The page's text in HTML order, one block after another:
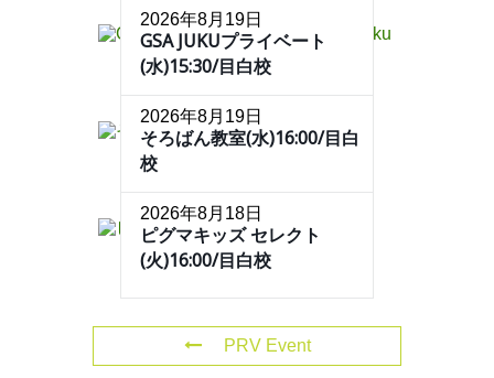
2026年8月19日
GSA JUKUプライベート
(水)15:30/目白校
2026年8月19日
そろばん教室(水)16:00/目白
校
2026年8月18日
ピグマキッズ セレクト
(火)16:00/目白校
PRV Event